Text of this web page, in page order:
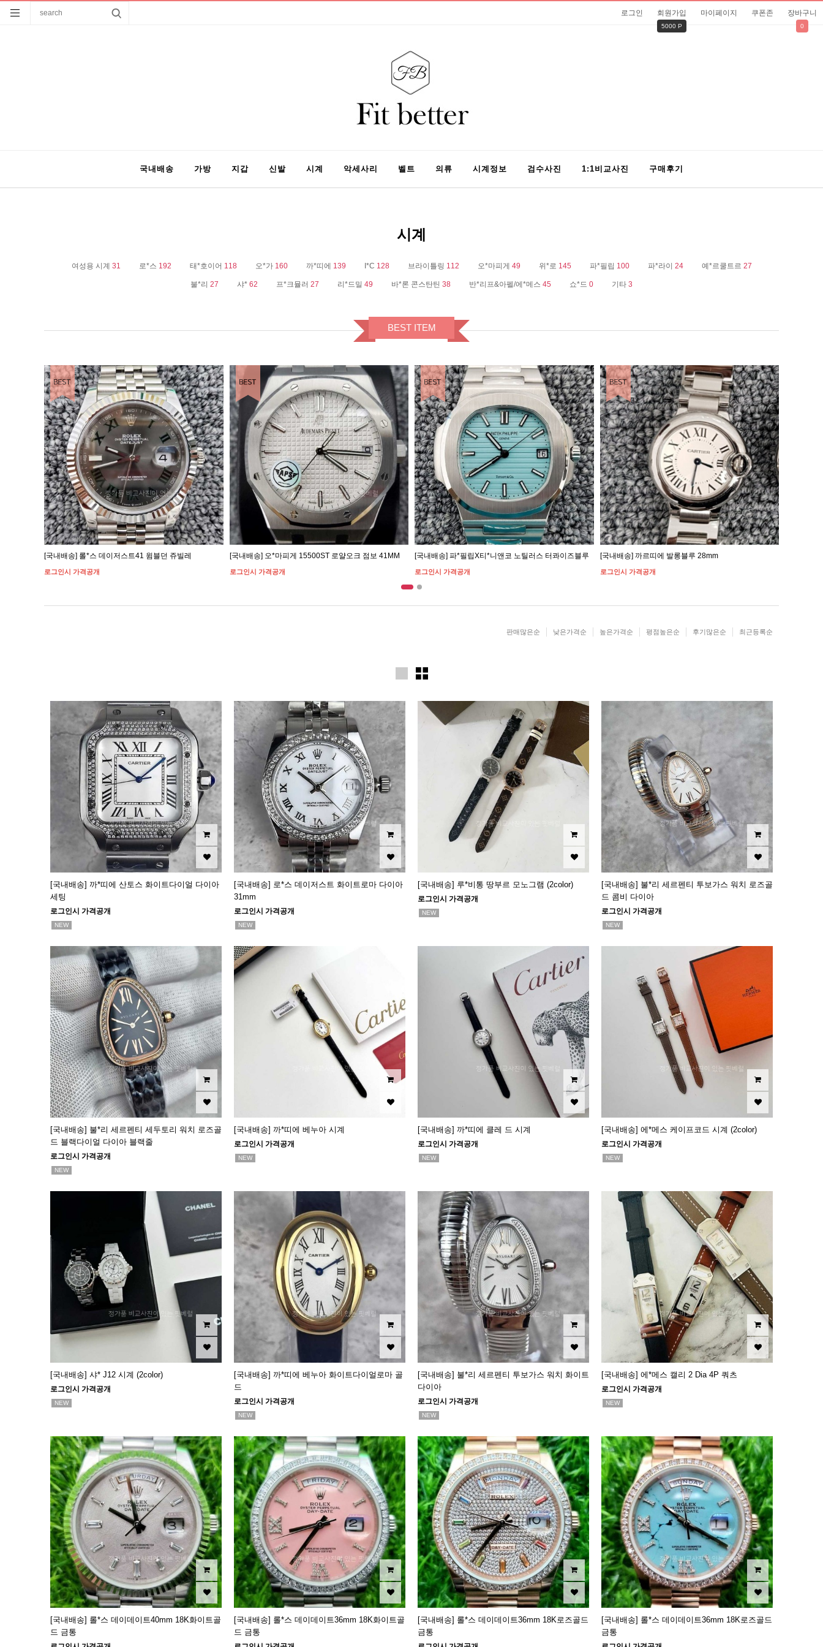
로그인 회원가입
5000 P
마이페이지 쿠폰존 장바구니
0
국내배송 가방 지갑 신발 시계 악세사리 벨트 의류 시계정보 검수사진 1:1비교사진 구매후기
시계
여성용 시계 31 로*스 192 태*호이어 118 오*가 160 까*띠에 139 I*C 128 브라이틀링 112 오*마피게 49 위*로 145 파*필립 100 파*라이 24 예*르쿨트르 27
불*리 27 샤* 62 프*크뮬러 27 리*드밀 49 바*론 콘스탄틴 38 반*리프&아펠/에*메스 45 쇼*드 0 기타 3
BEST ITEM
[국내배송] 롤*스 데이저스트41 윔블던 쥬빌레
로그인시 가격공개
[국내배송] 오*마피게 15500ST 로얄오크 점보 41MM
로그인시 가격공개
[국내배송] 파*필립X티*니앤코 노틸러스 터콰이즈블루
로그인시 가격공개
[국내배송] 까르띠에 발롱블루 28mm
로그인시 가격공개
BEST ITEM BEST ITEM BEST ITEM BEST ITEM
판매많은순 낮은가격순 높은가격순 평점높은순 후기많은순 최근등록순
[국내배송] 까*띠에 산토스 화이트다이얼 다이아
세팅
로그인시 가격공개
NEW
[국내배송] 로*스 데이저스트 화이트로마 다이아
31mm
로그인시 가격공개
NEW
[국내배송] 루*비통 땅부르 모노그램 (2color)
로그인시 가격공개
NEW
[국내배송] 불*리 세르펜티 투보가스 워치 로즈골
드 콤비 다이아
로그인시 가격공개
NEW
[국내배송] 불*리 세르펜티 세두토리 워치 로즈골
드 블랙다이얼 다이아 블랙줄
로그인시 가격공개
NEW
[국내배송] 까*띠에 베누아 시계
로그인시 가격공개
NEW
[국내배송] 까*띠에 클레 드 시계
로그인시 가격공개
NEW
[국내배송] 에*메스 케이프코드 시계 (2color)
로그인시 가격공개
NEW
[국내배송] 샤* J12 시계 (2color)
로그인시 가격공개
NEW
[국내배송] 까*띠에 베누아 화이트다이얼로마 골
드
로그인시 가격공개
NEW
[국내배송] 불*리 세르펜티 투보가스 워치 화이트
다이아
로그인시 가격공개
NEW
[국내배송] 에*메스 캘리 2 Dia 4P 쿼츠
로그인시 가격공개
NEW
[국내배송] 롤*스 데이데이트40mm 18K화이트골
드 금통
[국내배송] 롤*스 데이데이트36mm 18K화이트골
드 금통
[국내배송] 롤*스 데이데이트36mm 18K로즈골드
금통
[국내배송] 롤*스 데이데이트36mm 18K로즈골드
금통